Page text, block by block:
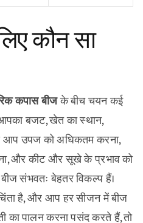
कौन सा
कपास बीजके बीच चयन कई
बजट, खेत का स्थान,
आप उपज को अधिकतम करना,
और कीट और सूखे के प्रभाव को
संभवतः बेहतर विकल्प हैं।
है, और आप हर सीजन में बीज
का पालन करना पसंद करते हैं, तो